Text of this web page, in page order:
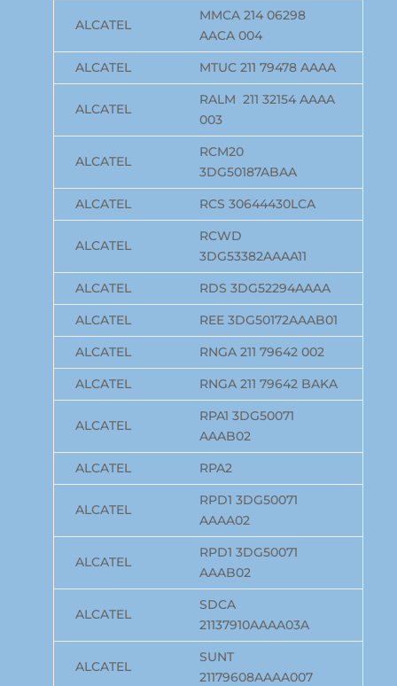
ALCATEL
MMCA 214 06298
AACA 004
ALCATEL
MTUC 211 79478 AAAA
ALCATEL
RALM 211 32154 AAAA
003
ALCATEL
RCM20
3DG50187ABAA
ALCATEL
RCS 30644430LCA
ALCATEL
RCWD
3DG53382AAAA11
ALCATEL
RDS 3DG52294AAAA
ALCATEL
REE 3DG50172AAAB01
ALCATEL
RNGA 211 79642 002
ALCATEL
RNGA 211 79642 BAKA
ALCATEL
RPA1 3DG50071
AAAB02
ALCATEL
RPA2
ALCATEL
RPD1 3DG50071
AAAA02
ALCATEL
RPD1 3DG50071
AAAB02
ALCATEL
SDCA
21137910AAAA03A
ALCATEL
SUNT
21179608AAAA007